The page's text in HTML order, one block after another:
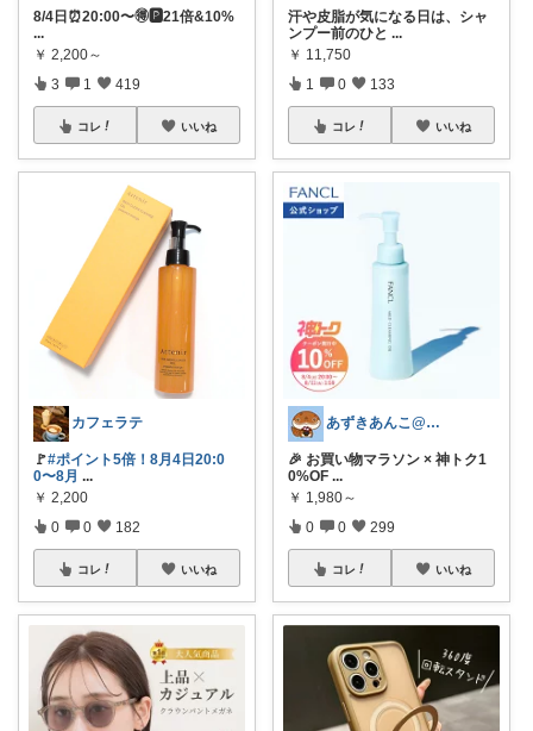
8/4日⏰20:00〜🉐🅿️21倍&10%
...
￥ 2,200～
3 1 419
コレ いいね
カフェラテ
🚩#ポイント5倍！8月4日20:0
0〜8月 ...
￥ 2,200
0 0 182
コレ いいね
汗や皮脂が気になる日は、シャ
ンプー前のひと ...
￥ 11,750
1 0 133
コレ いいね
あずきあんこ@ぷち美容＆育児＆時短専門
🎉 お買い物マラソン × 神トク1
0%OF ...
￥ 1,980～
0 0 299
コレ いいね